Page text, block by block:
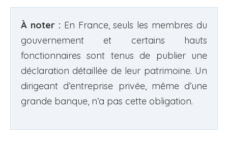
À noter : En France, seuls les membres du
gouvernement et certains hauts
fonctionnaires sont tenus de publier une
déclaration détaillée de leur patrimoine. Un
dirigeant d’entreprise privée, même d’une
grande banque, n’a pas cette obligation.